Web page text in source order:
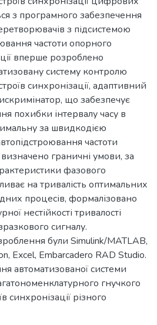
з програмного забезпечення
з підсистемою
частоти опорного
вперше розроблено
систему контролю
синхронізації, адаптивний
що забезпечує
похибки інтервалу часу в
за швидкодією
частоти
визначено граничні умови, за
фазового
на тривалість оптимальних
процесів, формалізовано
нестійкості тривалості
сигналу.
були Simulink/MATLAB,
Excel, Embarcadero RAD Studio.
автоматизованої системи
гнучкого
синхронізації різного